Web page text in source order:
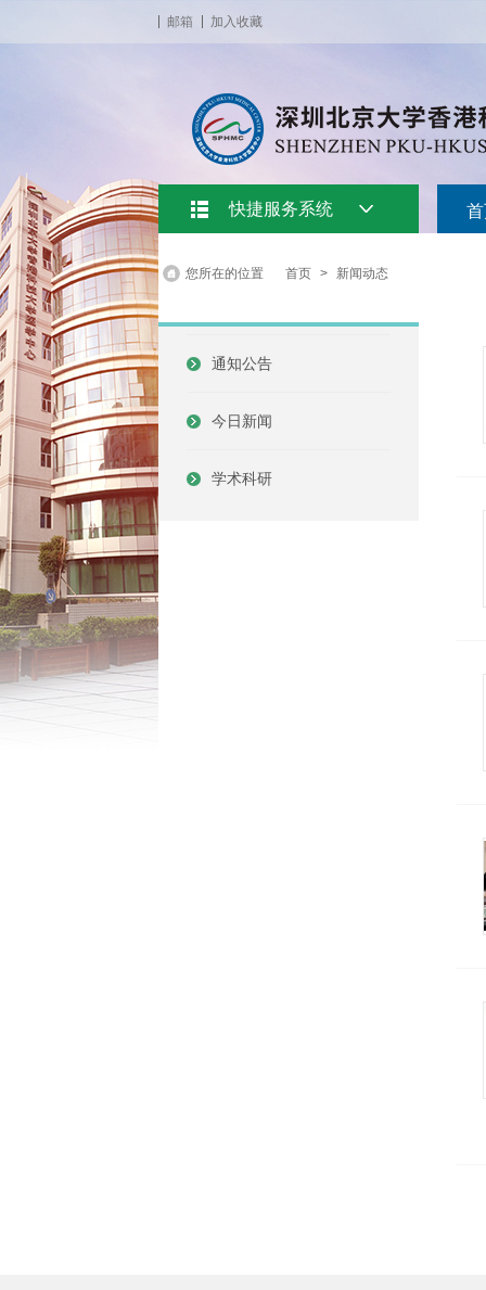
邮箱 加入收藏
快捷服务系统
您所在的位置 首页 > 新闻动态
通知公告
今日新闻
学术科研